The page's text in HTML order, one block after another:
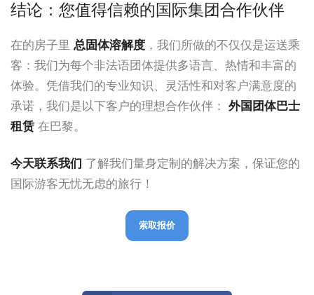
结论：您值得信赖的国际集团合作伙伴
在的房子里 总固体溶解度 ，我们所做的不仅仅是运送乘
客：我们为每个非法语团体提供多语言、热情和丰富的
体验。凭借我们的专业知识、灵活性和对客户满意度的
承诺，我们是以下客户的理想合作伙伴： 外国团体巴士
租赁 在巴黎。
今天联系我们 了解我们量身定制的解决方案，保证您的
国际游客无忧无虑的旅行！
索取报价